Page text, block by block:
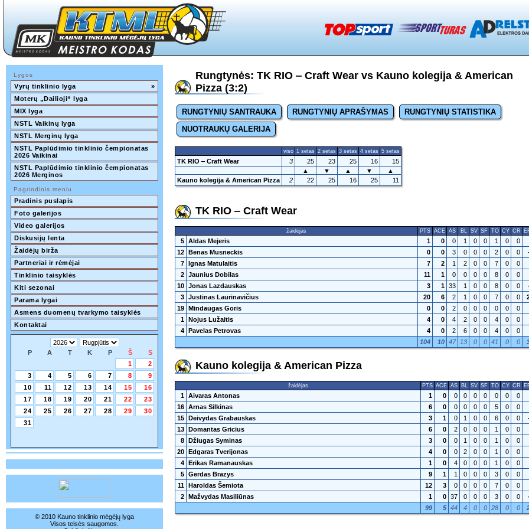
Lygos
Vyrų tinklinio lyga
»
Moterų „Dailioji“ lyga
MIX lyga
NSTL Vaikinų lyga
NSTL Merginų lyga
NSTL Paplūdimio tinklinio čempionatas
2026 Vaikinai
NSTL Paplūdimio tinklinio čempionatas
2026 Merginos
Pagrindinis meniu
Pradinis puslapis
Foto galerijos
Video galerijos
Diskusijų lenta
Žaidėjų birža
Partneriai ir rėmėjai
Tinklinio taisyklės
Kiti sezonai
Parama lygai
Asmens duomenų tvarkymo taisyklės
Kontaktai
P A T K P Š
S
1
2
3
4 5 6 7 8
9
10
11 12 13 14 15
16
17
18 19 20 21 22
23
24
25 26 27 28 29
30
31
© 2010 Kauno tinklinio mėgėjų lyga
Visos teisės saugomos.
Rungtynės: TK RIO ‒ Craft Wear vs Kauno kolegija & American
Pizza (3:2)
RUNGTYNIŲ SANTRAUKA RUNGTYNIŲ APRAŠYMAS
RUNGTYNIŲ STATISTIKA
NUOTRAUKŲ GALERIJA
viso 1 setas 2 setas 3 setas 4 setas 5 setas
TK RIO ‒ Craft Wear 3 25 23 25 16
15
▲
▼ ▲ ▼
▲
Kauno kolegija & American Pizza
2 22 25 16 25 11
TK RIO ‒ Craft Wear
žaidėjas PTS ACE AS BL SV SF TO CY CR
5 Aldas Mejeris 1 0 0 1 0 0 1 0 0
12 Benas Musneckis 0 0 3 0 0 0 2 0 0
7 Ignas Matulaitis 7 2 1 2 0 0 7 0 0
2 Jaunius Dobilas 11 1 0 0 0 0 8 0 0
10 Jonas Lazdauskas 3 1 33 1 0 0 8 0 0
3 Justinas Laurinavičius 20 6 2 1 0 0 7 0 0
19 Mindaugas Goris 0 0 2 0 0 0 0 0 0
1 Nojus Lužaitis 4 0 4 2 0 0 4 0 0
4 Pavelas Petrovas 4 0 2 6 0 0 4 0 0
104
10 47 13 0 0 41 0 0
Kauno kolegija & American Pizza
žaidėjas PTS ACE AS BL SV SF TO CY CR
1 Aivaras Antonas 1 0 0 0 0 0 0 0 0
16 Arnas Silkinas 6 0 0 0 0 0 5 0 0
15 Deivydas Grabauskas 3 1 0 1 0 0 6 0 0
13 Domantas Gricius 6 0 2 0 0 0 1 0 0
8 Džiugas Syminas 3 0 0 1 0 0 1 0 0
20 Edgaras Tverijonas 4 0 0 2 0 0 1 0 0
4 Erikas Ramanauskas 1 0 4 0 0 0 1 0 0
5 Gerdas Brazys 9 1 1 0 0 0 3 0 0
11 Haroldas Šemiota 12 3 0 0 0 0 7 0 0
2 Mažvydas Masiliūnas 1 0 37 0 0 0 3 0 0
99
5 44 4 0 0 28 0 0